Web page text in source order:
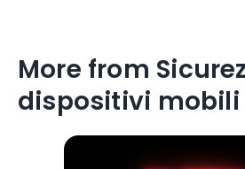
More from
dispositivi mobili